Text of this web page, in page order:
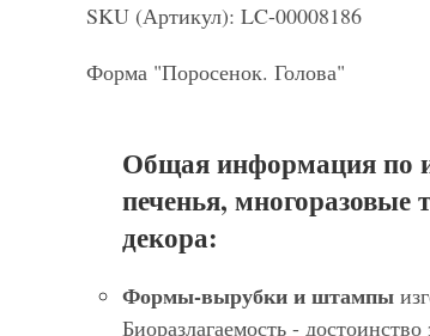
SKU (Артикул): LC-00008186
Форма "Поросенок. Голова"
Общая информация по
печенья,
декора:
Формы-вырубки и штампы
Биоразлагаемость -